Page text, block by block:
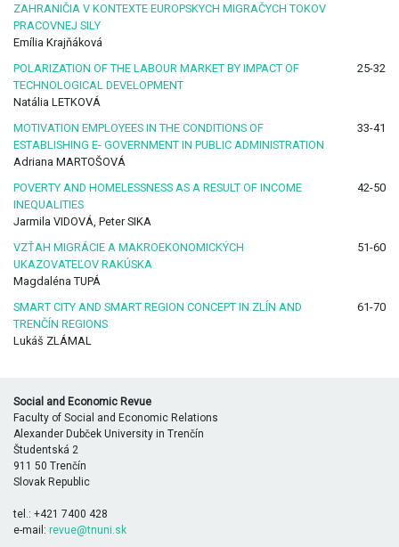
ZAHRANIČIA V KONTEXTE EUROPSKYCH MIGRAČYCH TOKOV
PRACOVNEJ SILY
Emília Krajňáková
POLARIZATION OF THE LABOUR MARKET BY IMPACT OF
TECHNOLOGICAL DEVELOPMENT
25-32
Natália LETKOVÁ
MOTIVATION EMPLOYEES IN THE CONDITIONS OF
ESTABLISHING E- GOVERNMENT IN PUBLIC ADMINISTRATION
33-41
Adriana MARTOŠOVÁ
POVERTY AND HOMELESSNESS AS A RESULT OF INCOME
INEQUALITIES
42-50
Jarmila VIDOVÁ, Peter SIKA
VZŤAH MIGRÁCIE A MAKROEKONOMICKÝCH
UKAZOVATEĽOV RAKÚSKA
51-60
Magdaléna TUPÁ
SMART CITY AND SMART REGION CONCEPT IN ZLÍN AND
TRENČÍN REGIONS
61-70
Lukáš ZLÁMAL
Social and Economic Revue
Faculty of Social and Economic Relations
Alexander Dubček University in Trenčín
Študentská 2
911 50 Trenčín
Slovak Republic
tel.: +421 7400 428
e-mail: revue@tnuni.sk